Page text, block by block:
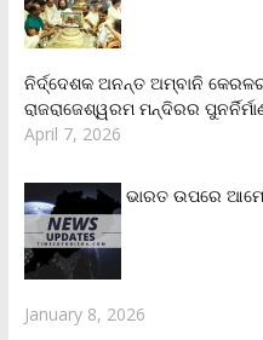
ନିର୍ଦ୍ଦେଶକ ଅନନ୍ତ ଅମ୍ବାନି
ରାଜରାଜେଶ୍ୱରମ ମନ୍ଦିରର
April 7, 2026
ଭାରତ ଉପରେ
January 8, 2026